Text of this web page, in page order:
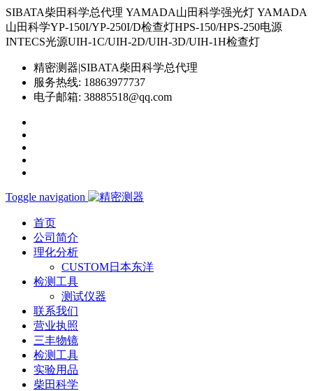
SIBATA柴田科学总代理 YAMADA山田科学强光灯 YAMADA
山田科学YP-150I/YP-250I/D检查灯HPS-150/HPS-250电源
INTECS光源UIH-1C/UIH-2D/UIH-3D/UIH-1H检查灯
精密测器|SIBATA柴田科学总代理
服务热线: 18863977737
电子邮箱: 38885518@qq.com
Toggle navigation
首页
公司简介
理化分析
CUSTOM日本东洋
检测工具
测试仪器
联系我们
营业执照
三丰物镜
检测工具
实验用品
柴田科学